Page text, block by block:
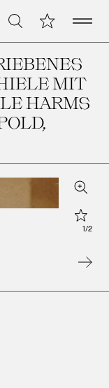
Suche Meine Open
MIT
HARMS
,
Zoom
Star
1/2